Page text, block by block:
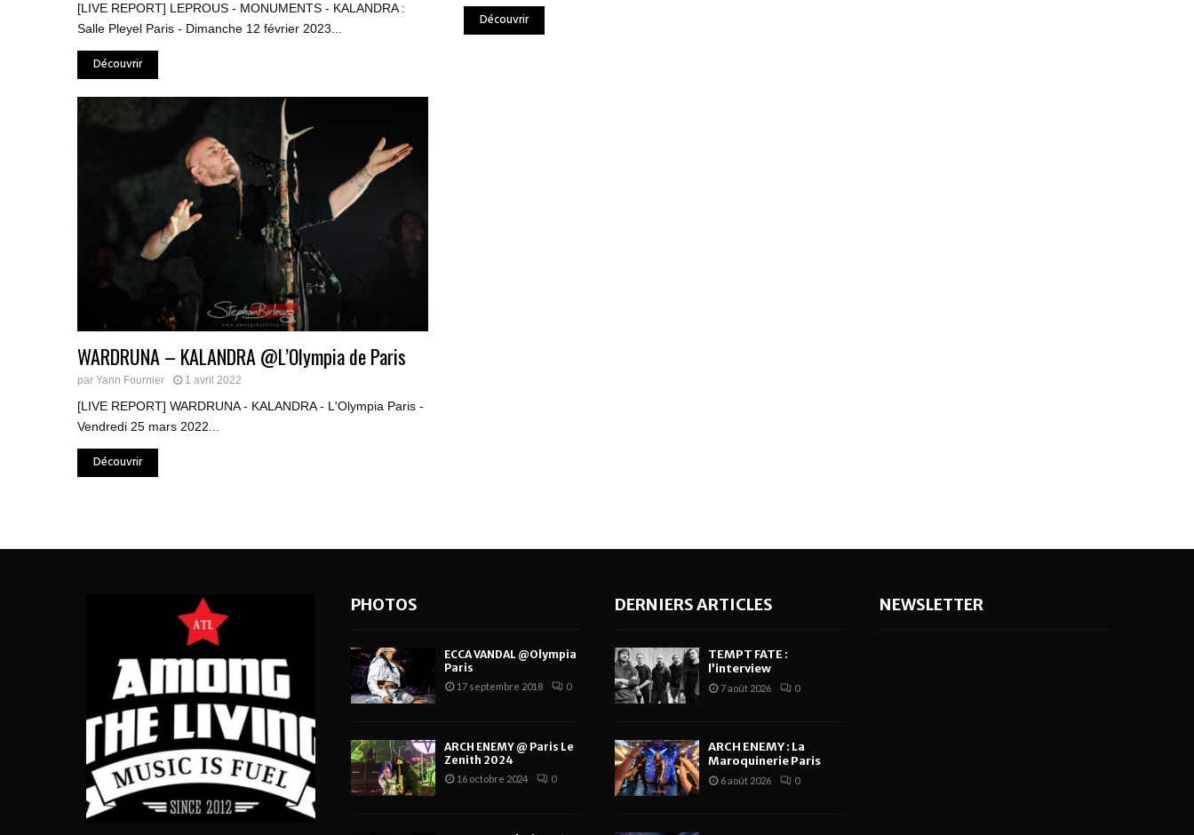
[LIVE REPORT] LEPROUS - MONUMENTS - KALANDRA :
Salle Pleyel Paris - Dimanche 12 février 2023...
Découvrir
Découvrir
WARDRUNA – KALANDRA @L’Olympia de Paris
par Yann Fournier 1 avril 2022
[LIVE REPORT] WARDRUNA - KALANDRA - L'Olympia Paris -
Vendredi 25 mars 2022...
Découvrir
PHOTOS
ECCA VANDAL @Olympia
Paris
17 septembre 2018 0
ARCH ENEMY @ Paris Le
Zenith 2024
16 octobre 2024 0
DERNIERS ARTICLES
TEMPT FATE :
l’interview
7 août 2026 0
ARCH ENEMY : La
Maroquinerie Paris
6 août 2026 0
NEWSLETTER